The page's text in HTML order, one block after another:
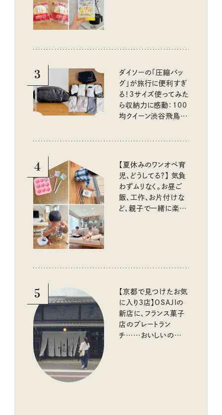
3
ダイソーの「圧縮バッ
グ」が旅行に便利すぎ
る！3サイズ使ってみた
ら収納力に感動：100
均クイーン渋谷飛鳥の
4
【夏休みのワンオペ育
児、どうしてる？】 気負
わずムリなく。お昼ご
飯、工作、お片付けな
ど、親子で一緒に楽し
5
【京都で見つけたお気
に入り3店】OSAJIの
新店に、フランス菓子
店のプレートラン
チ……おいしいのんび